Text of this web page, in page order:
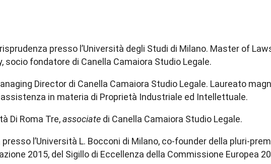
presso l’Università degli Studi di Milano. Master of
socio fondatore di Canella Camaiora Studio Legale.
Director di Canella Camaiora Studio Legale. Laureato
in materia di Proprietà Industriale ed Intellettuale.
Di Roma Tre,associate di Canella Camaiora Studio Legale.
l’Università L. Bocconi di Milano, co-founder della pluri-
2015, del Sigillo di Eccellenza della Commissione Europea